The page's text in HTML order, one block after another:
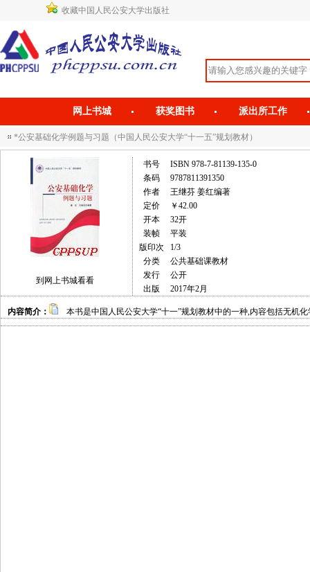
收藏中国人民公安大学出版社
网上书城 获奖图书 派出所工作
*公安基础化学例题与习题（中国人民公安大学“十一五”规划教材）
到网上书城看看
书号
ISBN 978-7-81139-135-0
条码
9787811391350
作者
王继芬 姜红编著
定价
￥42.00
开本
32开
装帧
平装
版印次
1/3
分类
公共基础课教材
发行
公开
出版
2017年2月
内容简介： 本书是中国人民公安大学“十一”规划教材中的一种,内容包括无机